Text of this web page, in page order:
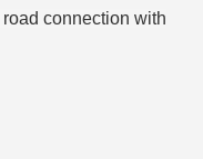
road connection with